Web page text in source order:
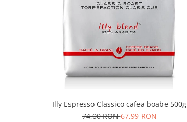
Illy Espresso Classico cafea boabe 500g
74,00 RON67,99 RON